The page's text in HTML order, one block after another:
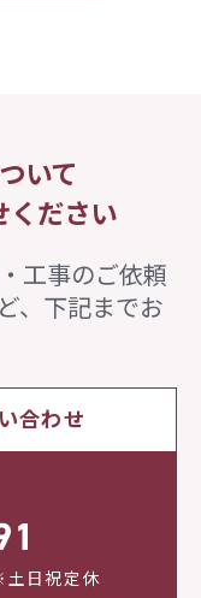
いて
ください
工事のご依頼
、下記までお
合わせ
日祝定休